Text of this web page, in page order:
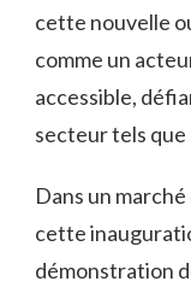
cette nouvelle
comme un
accessible,
secteur tels que
Dans un
cette
démonstration